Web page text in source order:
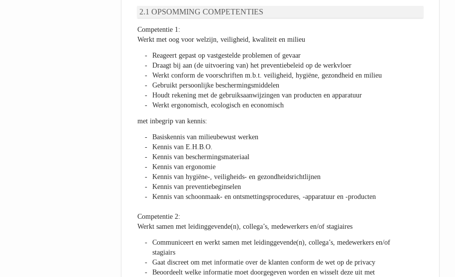
OPSOMMING COMPETENTIES
Competentie 1:
Werkt met oog voor welzijn, veiligheid, kwaliteit en milieu
Reageert gepast op vastgestelde problemen of gevaar
Draagt bij aan (de uitvoering van) het preventiebeleid op de werkvloer
Werkt conform de voorschriften m.b.t. veiligheid, hygiëne, gezondheid en milieu
Gebruikt persoonlijke beschermingsmiddelen
Houdt rekening met de gebruiksaanwijzingen van producten en apparatuur
Werkt ergonomisch, ecologisch en economisch
met inbegrip van kennis:
Basiskennis van milieubewust werken
Kennis van E.H.B.O.
Kennis van beschermingsmateriaal
Kennis van ergonomie
Kennis van hygiëne-, veiligheids- en gezondheidsrichtlijnen
Kennis van preventiebeginselen
Kennis van schoonmaak- en ontsmettingsprocedures, -apparatuur en -producten
Competentie 2:
Werkt samen met leidinggevende(n), collega’s, medewerkers en/of stagiaires
Communiceert en werkt samen met leidinggevende(n), collega’s, medewerkers en/of
stagiairs
Gaat discreet om met informatie over de klanten conform de wet op de privacy
Beoordeelt welke informatie moet doorgegeven worden en wisselt deze uit met